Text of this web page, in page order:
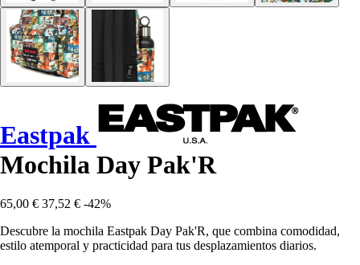
Eastpak
Mochila Day Pak'R
65,00 € 37,52 € -42%
Descubre la mochila Eastpak Day Pak'R, que combina comodidad,
estilo atemporal y practicidad para tus desplazamientos diarios.